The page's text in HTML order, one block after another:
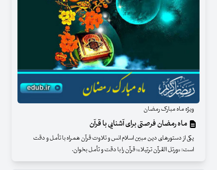
ویژه ماه مبارک رمضان
ماه رمضان فرصتی برای آشنایی با قرآن
یکی از دستورهای دین مبین اسلام انس و تلاوت قرآن همراه با تأمل و دقت
است: «ورتل القرآن ترتیلا»؛ قرآن را با دقت و تأمل بخوان.